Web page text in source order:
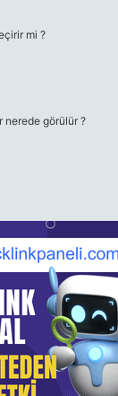
mi ?
nerede görülür ?